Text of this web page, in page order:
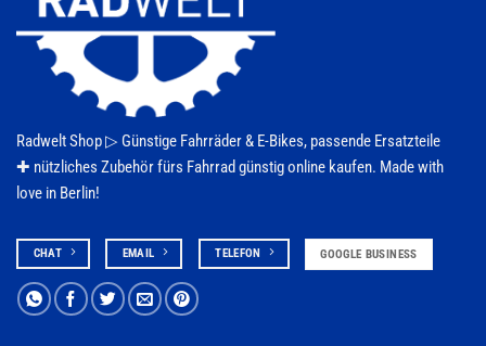
Radwelt Shop ▷ Günstige Fahrräder & E-Bikes, passende Ersatzteile
✚ nützliches Zubehör fürs Fahrrad günstig online kaufen. Made with
love in Berlin!
CHAT EMAIL TELEFON GOOGLE BUSINESS